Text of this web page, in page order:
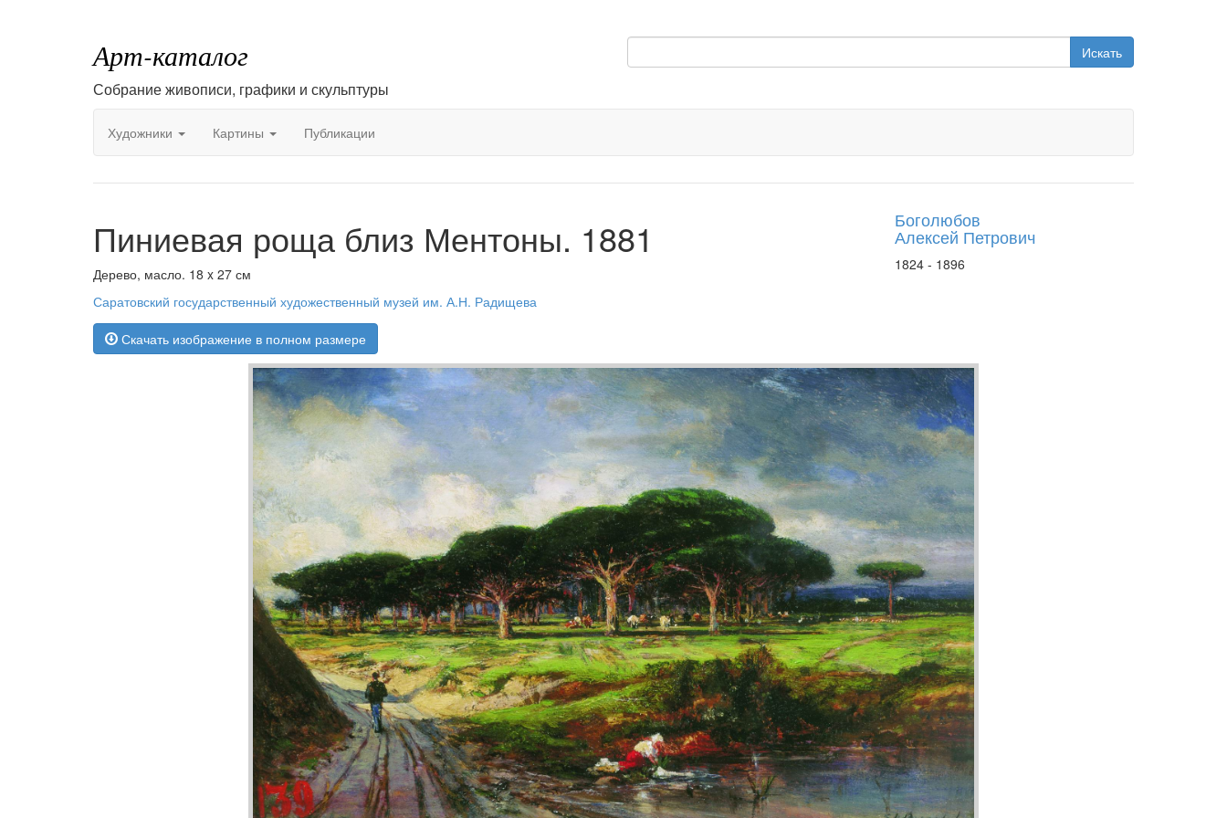
Арт-каталог
Собрание живописи, графики и скульптуры
Искать
Художники Картины Публикации
Пиниевая роща близ Ментоны. 1881
Дерево, масло. 18 x 27 см
Саратовский государственный художественный музей им. А.Н. Радищева
Скачать изображение в полном размере
Боголюбов
Алексей Петрович
1824 - 1896